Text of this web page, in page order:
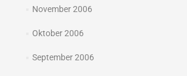
November 2006
Oktober 2006
September 2006